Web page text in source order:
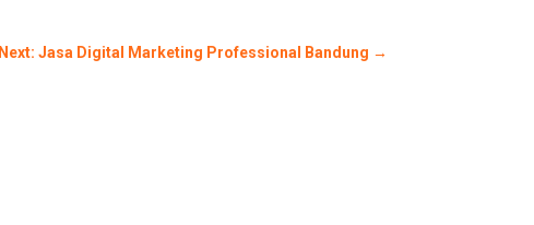
Next: Jasa Digital Marketing Professional Bandung →